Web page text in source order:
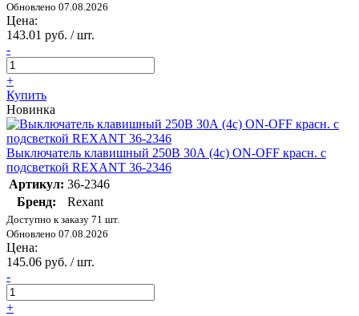
Обновлено 07.08.2026
Цена:
143.01 руб. / шт.
-
+
Купить
Новинка
Выключатель клавишный 250В 30А (4с) ON-OFF красн. с
подсветкой REXANT 36-2346
Артикул: 36-2346
Бренд:
Rexant
Доступно к заказу 71 шт.
Обновлено 07.08.2026
Цена:
145.06 руб. / шт.
-
+